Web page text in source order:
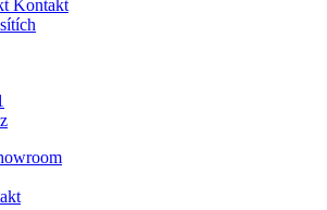
Kontakt